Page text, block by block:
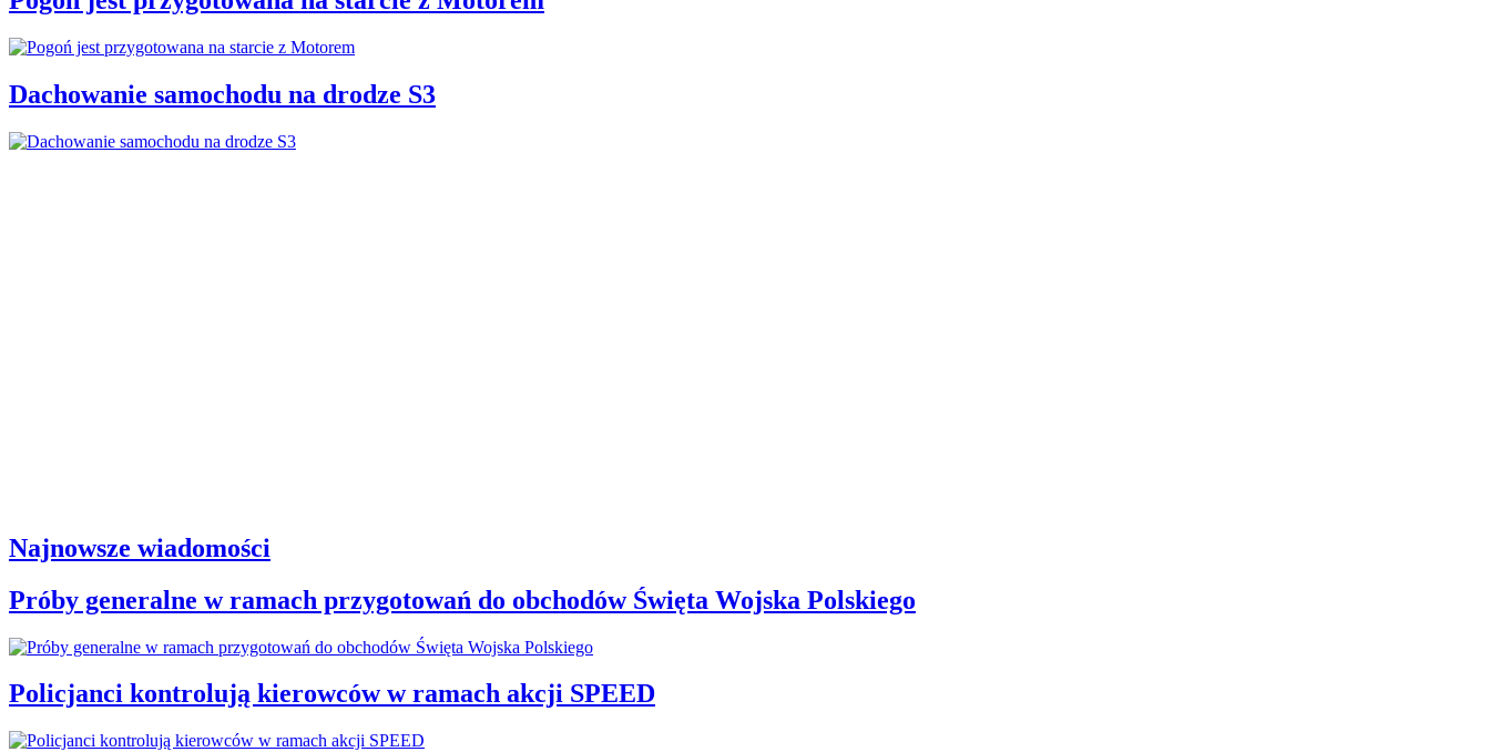
Dachowanie samochodu na drodze S3
Najnowsze wiadomości
Próby generalne w ramach przygotowań do obchodów Święta Wojska Polskiego
Policjanci kontrolują kierowców w ramach akcji SPEED